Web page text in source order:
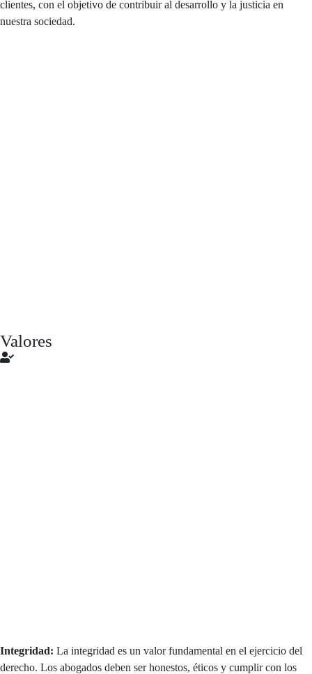
clientes, con el objetivo de contribuir al desarrollo y la justicia en
nuestra sociedad.
Valores
Integridad: La integridad es un valor fundamental en el ejercicio del
derecho. Los abogados deben ser honestos, éticos y cumplir con los